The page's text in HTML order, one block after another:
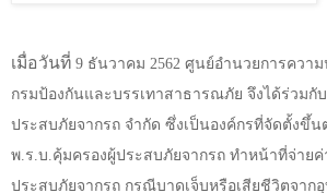
เมื่อวันที่ 9 ธันวาคม 2562 ศูนย์อำนวยการควา
กรมป้องกันและบรรเทาสาธารณภัย จึงได้ร่วมกั
ประสบภัยจากรถ จำกัด ซึ่งเป็นองค์กรที่จัดตั้งขึ้
พ.ร.บ.คุ้มครองผู้ประสบภัยจากรถ ทำหน้าที่จ่าย
ประสบภัยจากรถ กรณีบาดเจ็บหรือเสียชีวิตจาก